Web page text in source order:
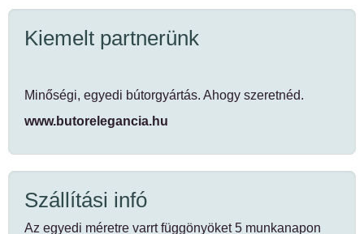
Kiemelt partnerünk
Minőségi, egyedi bútorgyártás. Ahogy szeretnéd.
www.butorelegancia.hu
Szállítási infó
Az egyedi méretre varrt függönyöket 5 munkanapon